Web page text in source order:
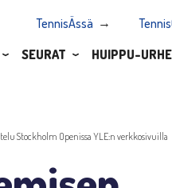
TennisÄssä
SEURAT HUIPPU-
Stockholm Openissa YLE:n verkkosivuilla